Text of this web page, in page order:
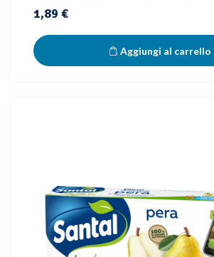
Prezzo
1,89 €
Aggiungi al carrello